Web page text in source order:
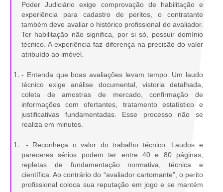
Poder Judiciário exige comprovação de habilitação e
experiência para cadastro de peritos, o contratante
também deve avaliar o histórico profissional do avaliador.
Ter habilitação não significa, por si só, possuir domínio
técnico. A experiência faz diferença na precisão do valor
atribuído ao imóvel.
- Entenda que boas avaliações levam tempo. Um laudo
técnico exige análise documental, vistoria detalhada,
coleta de amostras de mercado, confirmação de
informações com ofertantes, tratamento estatístico e
justificativas fundamentadas. Esse processo não se
realiza em minutos.
- Reconheça o valor do trabalho técnico. Laudos e
pareceres sérios podem ter entre 40 e 80 páginas,
repletas de fundamentação normativa, técnica e
científica. Ao contrário do “avaliador cartomante”, o perito
profissional coloca sua reputação em jogo e se mantém